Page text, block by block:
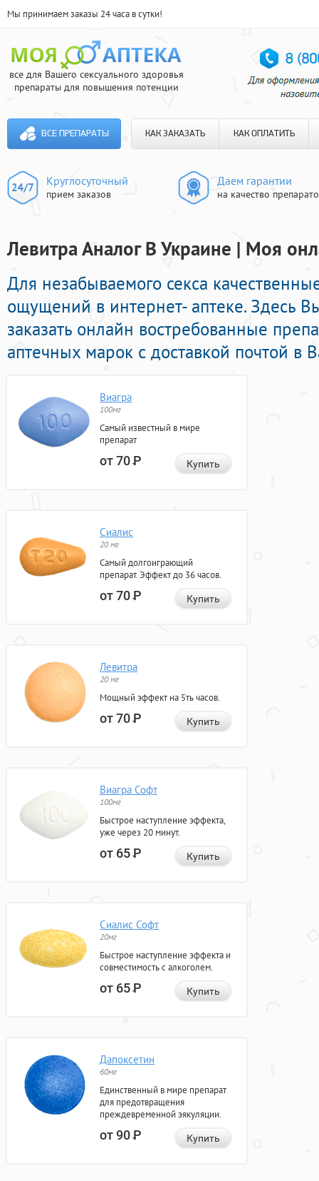
Мы принимаем заказы 24 часа в сутки!
все для Вашего сексуального здоровья
препараты для повышения потенции
ВСЕ ПРЕПАРАТЫ КАК ЗАКАЗАТЬ КАК ОПЛАТИТЬ
Круглосуточный
прием заказов
Даем гарантии
на качество
Левитра Аналог В Украине | Моя
Для незабываемого секса
ощущений в интернет- аптеке. Здесь
заказать онлайн востребованные
аптечных марок с доставкой почтой в
Виагра
100мг
Самый известный в мире
препарат
от 70Р Купить
Сиалис
20 мг
Самый долгоиграющий
препарат. Эффект до 36 часов.
от 70Р Купить
Левитра
20 мг
Мощный эффект на 5ть часов.
от 70Р Купить
Виагра Софт
100мг
Быстрое наступление эффекта,
уже через 20 минут.
от 65Р Купить
Сиалис Софт
20мг
Быстрое наступление эффекта и
совместимость с алкоголем.
от 65Р Купить
Дапоксетин
60мг
Единственный в мире препарат
для предотвращения
преждевременной эякуляции.
от 90Р Купить